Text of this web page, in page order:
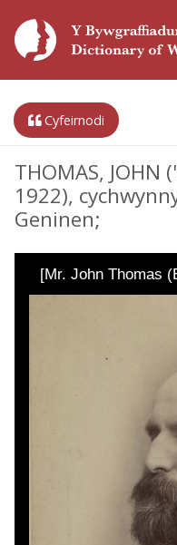
Cyfeirnodi
THOMAS, JOHN
1922),
Geninen;
[Mr. John Thomas